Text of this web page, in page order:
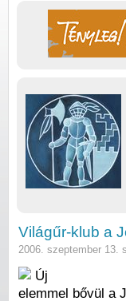
Világűr-klub a
2006. szeptember 13.
Új
elemmel bővül a